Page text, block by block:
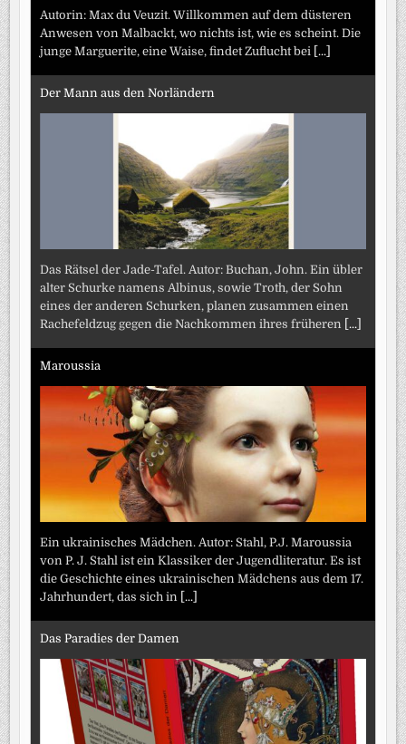
Autorin: Max du Veuzit. Willkommen auf dem düsteren
Anwesen von Malbackt, wo nichts ist, wie es scheint. Die
junge Marguerite, eine Waise, findet Zuflucht bei [...]
Der Mann aus den Norländern
Das Rätsel der Jade-Tafel. Autor: Buchan, John. Ein übler
alter Schurke namens Albinus, sowie Troth, der Sohn
eines der anderen Schurken, planen zusammen einen
Rachefeldzug gegen die Nachkommen ihres früheren [...]
Maroussia
Ein ukrainisches Mädchen. Autor: Stahl, P.J. Maroussia
von P. J. Stahl ist ein Klassiker der Jugendliteratur. Es ist
die Geschichte eines ukrainischen Mädchens aus dem 17.
Jahrhundert, das sich in [...]
Das Paradies der Damen